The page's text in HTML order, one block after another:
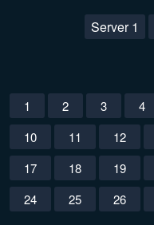
Server 1
1 2 3 4
10
11 12
17
18 19
24
25 26